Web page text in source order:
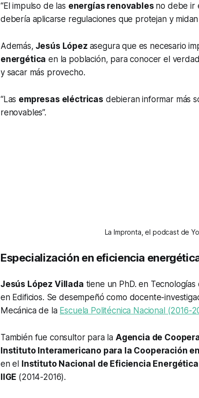
“El impulso de las energías renovables no debe ir
debería aplicarse regulaciones que protejan y
Además, Jesús López asegura que es necesario
energética en la población, para conocer el
y sacar más provecho.
“Las empresas eléctricas debieran informar más
renovables”.
La Impronta, el podcast de
Especialización en eficiencia
Jesús López Villada tiene un PhD. en
en Edificios. Se desempeñó como docente-
Mecánica de la Escuela Politécnica Nacional (2016-
También fue consultor para la Agencia de
Instituto Interamericano para la Cooperación
en el Instituto Nacional de Eficiencia Energética
IIGE (2014-2016).